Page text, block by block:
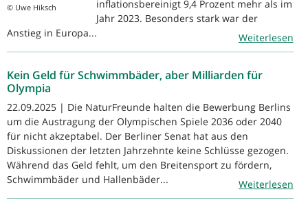
© Uwe Hiksch
inflationsbereinigt 9,4 Prozent mehr als im
Jahr 2023. Besonders stark war der
Anstieg in Europa...
Weiterlesen
Kein Geld für Schwimmbäder, aber Milliarden für
Olympia
22.09.2025 | Die NaturFreunde halten die Bewerbung Berlins
um die Austragung der Olympischen Spiele 2036 oder 2040
für nicht akzeptabel. Der Berliner Senat hat aus den
Diskussionen der letzten Jahrzehnte keine Schlüsse gezogen.
Während das Geld fehlt, um den Breitensport zu fördern,
Schwimmbäder und Hallenbäder...
Weiterlesen